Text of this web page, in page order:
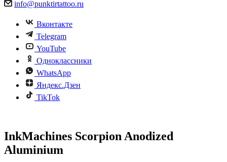
info@punktirtattoo.ru
Вконтакте
Telegram
YouTube
Одноклассники
WhatsApp
Яндекс.Дзен
TikTok
InkMachines Scorpion Anodized
Aluminium